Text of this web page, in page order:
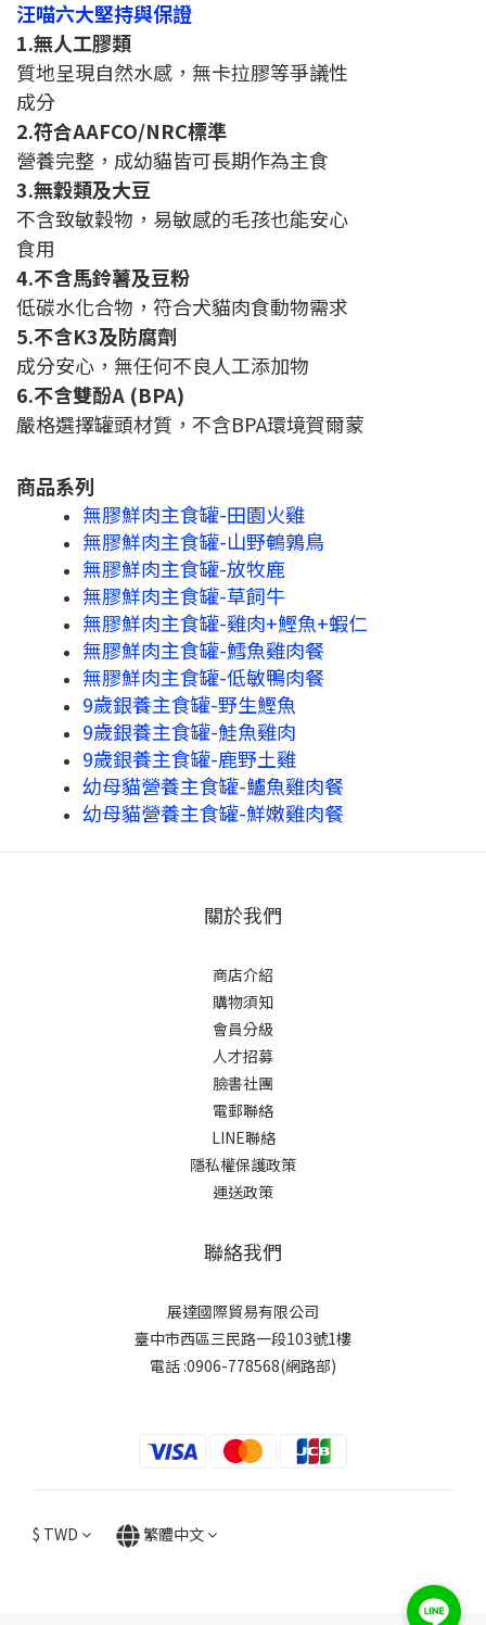
汪喵六大堅持與保證
1.無人工膠類
質地呈現自然水感，無卡拉膠等爭議性
成分
2.符合AAFCO/NRC標準
營養完整，成幼貓皆可長期作為主食
3.無穀類及大豆
不含致敏穀物，易敏感的毛孩也能安心
食用
4.不含馬鈴薯及豆粉
低碳水化合物，符合犬貓肉食動物需求
5.不含K3及防腐劑
成分安心，無任何不良人工添加物
6.不含雙酚A (BPA)
嚴格選擇罐頭材質，不含BPA環境賀爾蒙
商品系列
無膠鮮肉主食罐-田園火雞
無膠鮮肉主食罐-山野鵪鶉鳥
無膠鮮肉主食罐-放牧鹿
無膠鮮肉主食罐-草飼牛
無膠鮮肉主食罐-雞肉+鰹魚+蝦仁
無膠鮮肉主食罐-鱈魚雞肉餐
無膠鮮肉主食罐-低敏鴨肉餐
9歲銀養主食罐-野生鰹魚
9歲銀養主食罐-鮭魚雞肉
9歲銀養主食罐-鹿野土雞
幼母貓營養主食罐-鱸魚雞肉餐
幼母貓營養主食罐-鮮嫩雞肉餐
關於我們
商店介紹
購物須知
會員分級
人才招募
臉書社團
電郵聯絡
LINE聯絡
隱私權保護政策
運送政策
聯絡我們
展達國際貿易有限公司
臺中市西區三民路一段103號1樓
電話 :0906-778568(網路部)
$ TWD 繁體中文